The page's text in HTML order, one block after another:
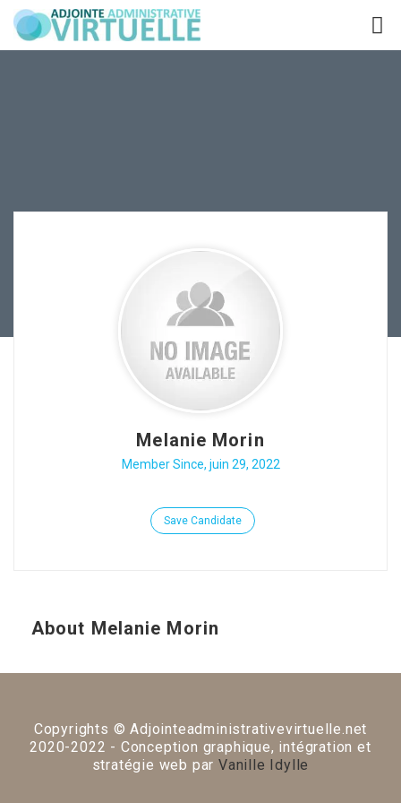
Melanie Morin
Member Since, juin 29, 2022
Save Candidate
About Melanie Morin
Copyrights © Adjointeadministrativevirtuelle.net
2020-2022 - Conception graphique, intégration et
stratégie web parVanille Idylle